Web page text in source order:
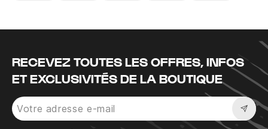
RECEVEZ TOUTES LES OFFRES, INFOS
ET EXCLUSIVITÉS DE LA BOUTIQUE